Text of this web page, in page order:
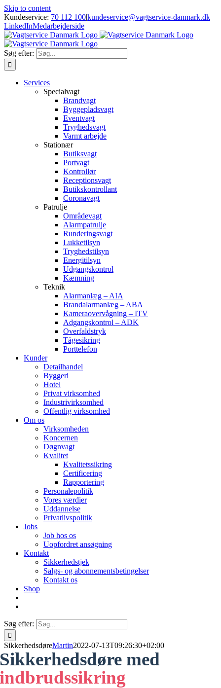
Skip to content
Kundeservice: 70 112 100|kundeservice@vagtservice-danmark.dk
LinkedInMedarbejderside
Søg efter:
Services
Specialvagt
Brandvagt
Byggepladsvagt
Eventvagt
Tryghedsvagt
Varmt arbejde
Stationær
Butiksvagt
Portvagt
Kontrollør
Receptionsvagt
Butikskontrollant
Coronavagt
Patrulje
Områdevagt
Alarmpatrulje
Runderingsvagt
Lukketilsyn
Tryghedstilsyn
Energitilsyn
Udgangskontrol
Kæmning
Teknik
Alarmanlæg – AIA
Brandalarmanlæg – ABA
Kameraovervågning – ITV
Adgangskontrol – ADK
Overfaldstryk
Tågesikring
Porttelefon
Kunder
Detailhandel
Byggeri
Hotel
Privat virksomhed
Industrivirksomhed
Offentlig virksomhed
Om os
Virksomheden
Koncernen
Døgnvagt
Kvalitet
Kvalitetssikring
Certificering
Rapportering
Personalepolitik
Vores værdier
Uddannelse
Privatlivspolitik
Jobs
Job hos os
Uopfordret ansøgning
Kontakt
Sikkerhedstjek
Salgs- og abonnementsbetingelser
Kontakt os
Shop
Søg efter:
SikkerhedsdøreMartin2022-07-13T09:26:30+02:00
Sikkerhedsdøre med
indbrudssikring